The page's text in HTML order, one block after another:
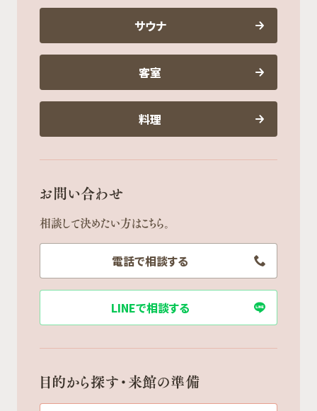
サウナ
客室
料理
お問い合わせ
相談して決めたい方はこちら。
電話で相談する
LINEで相談する
目的から探す・来館の準備